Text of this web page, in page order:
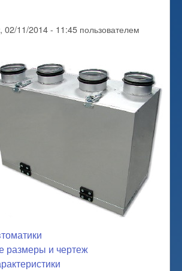
02/11/2014 - 11:45 пользователем
размеры и чертеж